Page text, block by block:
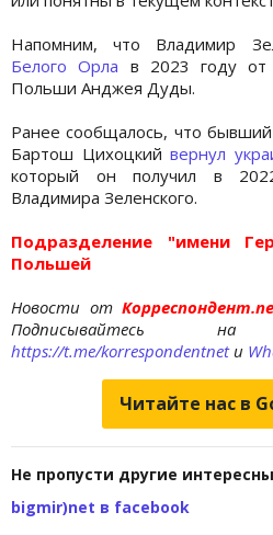
Напомним, что Владимир
Белого Орла в 2023 году от
Польши Анджея Дуды.
Ранее сообщалось, что
Бартош Цихоцкийвернул
который он получил в
Владимира Зеленского.
Подразделение "имени
Польшей
Новости от
Подписывайтесь
https://t.me/korrespondentnetи
Читайте нас в
Не пропусти другие
bigmir)net в facebook